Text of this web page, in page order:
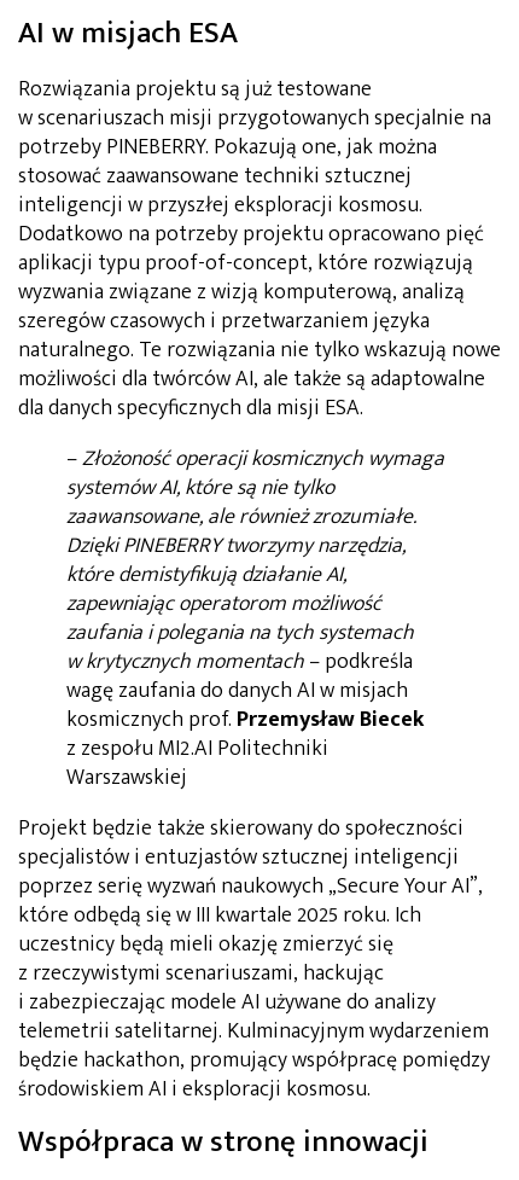
AI w misjach ESA
Rozwiązania projektu są już testowane
w scenariuszach misji przygotowanych specjalnie na
potrzeby PINEBERRY. Pokazują one, jak można
stosować zaawansowane techniki sztucznej
inteligencji w przyszłej eksploracji kosmosu.
Dodatkowo na potrzeby projektu opracowano pięć
aplikacji typu proof-of-concept, które rozwiązują
wyzwania związane z wizją komputerową, analizą
szeregów czasowych i przetwarzaniem języka
naturalnego. Te rozwiązania nie tylko wskazują nowe
możliwości dla twórców AI, ale także są adaptowalne
dla danych specyficznych dla misji ESA.
–Złożoność operacji kosmicznych wymaga
systemów AI, które są nie tylko
zaawansowane, ale również zrozumiałe.
Dzięki PINEBERRY tworzymy narzędzia,
które demistyfikują działanie AI,
zapewniając operatorom możliwość
zaufania i polegania na tych systemach
w krytycznych momentach– podkreśla
wagę zaufania do danych AI w misjach
kosmicznych prof. Przemysław Biecek
z zespołu MI2.AI Politechniki
Warszawskiej
Projekt będzie także skierowany do społeczności
specjalistów i entuzjastów sztucznej inteligencji
poprzez serię wyzwań naukowych „Secure Your AI”,
które odbędą się w III kwartale 2025 roku. Ich
uczestnicy będą mieli okazję zmierzyć się
z rzeczywistymi scenariuszami, hackując
i zabezpieczając modele AI używane do analizy
telemetrii satelitarnej. Kulminacyjnym wydarzeniem
będzie hackathon, promujący współpracę pomiędzy
środowiskiem AI i eksploracji kosmosu.
Współpraca w stronę innowacji